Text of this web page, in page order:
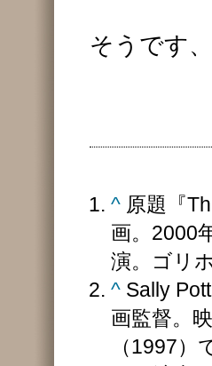
そうです
^ 原題『
画。2000
演。ゴリ
^ Sally
画監督。
（1997